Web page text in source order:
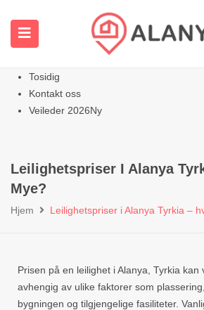
Alle Eiendommer
Varm
Tosidig
Kontakt oss
Veileder 2026Ny
Leilighetspriser I Alanya
Mye?
Hjem Leilighetspriser i Alanya Tyrkia –
Prisen på en leilighet i Alanya, Tyrkia kan
avhengig av ulike faktorer som
bygningen og tilgjengelige fasiliteter.